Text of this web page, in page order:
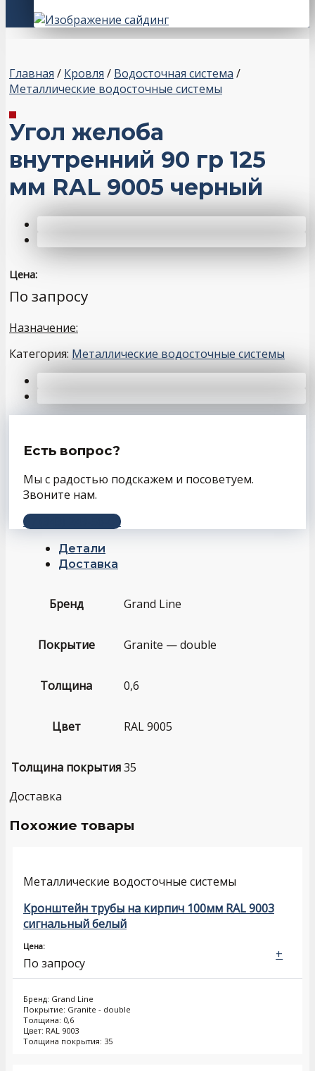
Главная / Кровля / Водосточная система /
Металлические водосточные системы
Угол желоба
внутренний 90 гр 125
мм RAL 9005 черный
Цена:
По запросу
Назначение:
Категория: Металлические водосточные системы
Есть вопрос?
Мы с радостью подскажем и посоветуем.
Звоните нам.
+7 (343) 243-56-66
Детали
Доставка
Бренд Grand Line
Покрытие Granite — double
Толщина 0,6
Цвет RAL 9005
Толщина покрытия35
Доставка
Похожие товары
Металлические водосточные системы
Кронштейн трубы на кирпич 100мм RAL 9003
сигнальный белый
Цена:
По запросу
Бренд: Grand Line
Покрытие: Granite - double
Толщина: 0,6
Цвет: RAL 9003
Толщина покрытия: 35
+